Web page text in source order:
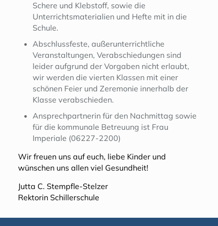
Schere und Klebstoff, sowie die
Unterrichtsmaterialien und Hefte mit in die
Schule.
Abschlussfeste, außerunterrichtliche
Veranstaltungen, Verabschiedungen sind
leider aufgrund der Vorgaben nicht erlaubt,
wir werden die vierten Klassen mit einer
schönen Feier und Zeremonie innerhalb der
Klasse verabschieden.
Ansprechpartnerin für den Nachmittag sowie
für die kommunale Betreuung ist Frau
Imperiale (06227-2200)
Wir freuen uns auf euch, liebe Kinder und
wünschen uns allen viel Gesundheit!
Jutta C. Stempfle-Stelzer
Rektorin Schillerschule